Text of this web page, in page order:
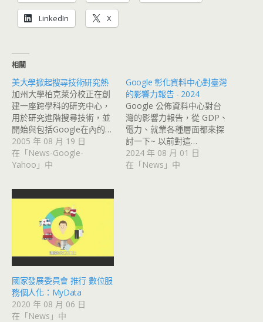
LinkedIn X
相關
美大學掀起搜尋技術研究熱
加州大學柏克萊分校正在創
建一座跨學科的研究中心，
用於研究進階搜尋技術，並
開始與包括Google在內的…
2005 年 08 月 19 日
在「News-Google-
Yahoo」中
Google 彰化資料中心對臺灣
的影響力報告 - 2024
Google 公佈資料中心對台
灣的影響力報告，從 GDP、
電力、就業各種層面都來探
討一下~ 以前對這…
2024 年 08 月 01 日
在「News」中
國家發展委員會 推行 數位服
務個人化：MyData
2020 年 08 月 06 日
在「News」中